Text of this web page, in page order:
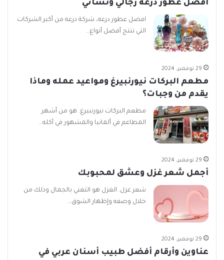
افضل عطور درعه رجالي ونسائي
افضل عطور درعه، شركة درعه من أكبر الشركات
التي تنتج أفضل أنواع…
29 نوفمبر، 2024
مطعم البركات نيورنبيرغ ومواعيد عمله وماذا
يقدم من وجبات؟
مطعم البركات نيورنبيرغ. هو من أشهر
المطاعم في ألمانيا والمشهور في أكله…
29 نوفمبر، 2024
أجمل شعر غزل وعشق لمحبوبك
شعر غزل. الغزل هو التغني بالجمال وذلك من
خلال وصفه وإظهار الشوق…
29 نوفمبر، 2024
عناوين وأرقام أفضل طبيب أسنان عربي في